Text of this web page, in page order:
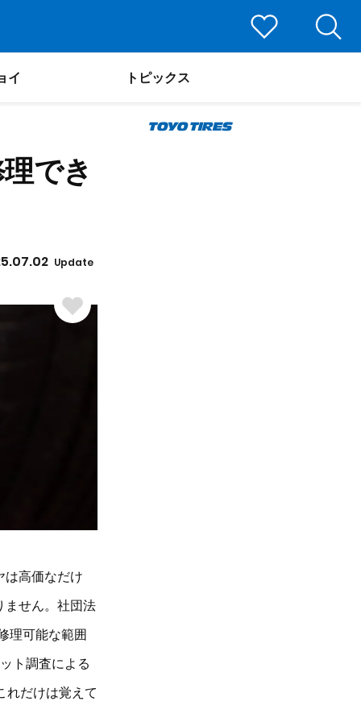
イ トピックス
でき
Update
は高価なだけ
ません。社団法
理可能な範囲
ト調査による
れだけは覚えて